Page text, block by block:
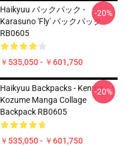
Haikyuu バックパック -
Karasuno 'Fly' バックパック
RB0605
￥535,050 - ￥601,750
-20%
Haikyuu Backpacks - Kenma
Kozume Manga Collage
Backpack RB0605
￥535,050 - ￥601,750
-20%